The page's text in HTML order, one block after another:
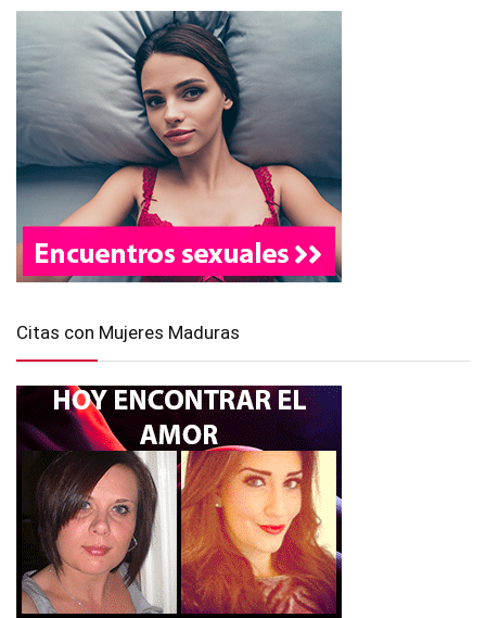
Citas con Mujeres Maduras